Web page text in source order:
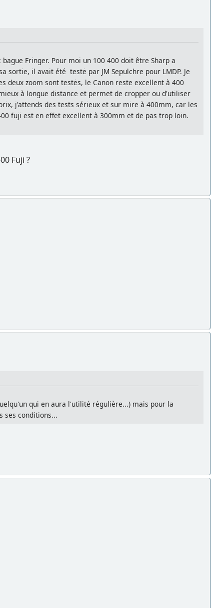
Fringer. Pour moi un 100 400 doit être Sharp a
sortie, il avait été testė par JM Sepulchre pour LMDP. Je
deux zoom sont testės, le Canon reste excellent à 400
à longue distance et permet de cropper ou d'utiliser
j'attends des tests sérieux et sur mire à 400mm, car les
fuji est en effet excellent à 300mm et de pas trop loin.
Fuji ?
qui en aura l'utilité régulière...) mais pour la
ses conditions...